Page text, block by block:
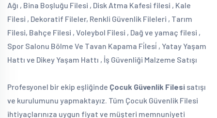
Ağı , Bina Boşluğu Filesi , Disk Atma Kafesi filesi , Kale
Filesi , Dekoratif Fileler, Renkli Güvenlik Fileleri , Tarım
Filesi, Bahçe Filesi , Voleybol Filesi , Dağ ve yamaç filesi ,
Spor Salonu Bölme Ve Tavan Kapama Fi̇lesi̇ , Yatay Yaşam
Hattı ve Dikey Yaşam Hattı , İş Güvenliği Malzeme Satışı
Profesyonel bir ekip eşliğinde Çocuk Güvenlik Filesi satışı
ve kurulumunu yapmaktayız. Tüm Çocuk Güvenlik Filesi
ihtiyaçlarınıza uygun fiyat ve müşteri memnuniyeti